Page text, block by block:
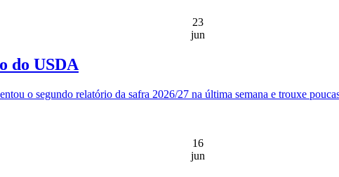
23
jun
do USDA
o segundo relatório da safra 2026/27 na última semana e trouxe
16
jun